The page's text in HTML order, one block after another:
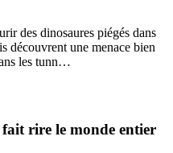
des dinosaures piégés dans
découvrent une menace bien
les tunn…
rire le monde entier